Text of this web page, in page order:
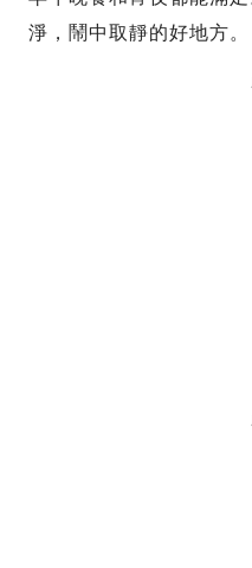
淨，鬧中取靜的好地方。